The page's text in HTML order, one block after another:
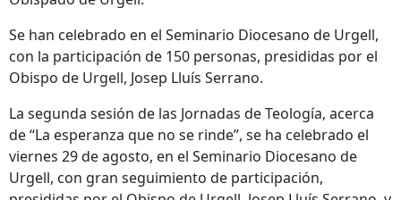
Se han celebrado en el Seminario Diocesano de Urgell,
con la participación de 150 personas, presididas por el
Obispo de Urgell, Josep Lluís Serrano.
La segunda sesión de las Jornadas de Teología, acerca
de “La esperanza que no se rinde”, se ha celebrado el
viernes 29 de agosto, en el Seminario Diocesano de
Urgell, con gran seguimiento de participación,